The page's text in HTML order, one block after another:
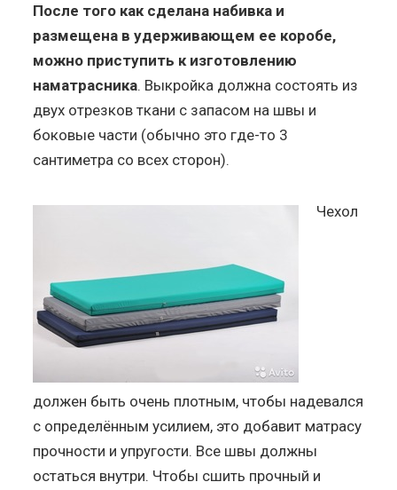
После того как сделана набивка и
размещена в удерживающем ее коробе,
можно приступить к изготовлению
наматрасника. Выкройка должна состоять из
двух отрезков ткани с запасом на швы и
боковые части (обычно это где-то 3
сантиметра со всех сторон).
Чехол
должен быть очень плотным, чтобы надевался
с определённым усилием, это добавит матрасу
прочности и упругости. Все швы должны
остаться внутри. Чтобы сшить прочный и